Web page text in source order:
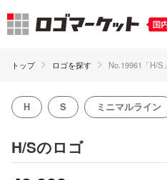
トップ ロゴを探す No.19961「H/S」
H S ミニマルライン
H/Sのロゴ